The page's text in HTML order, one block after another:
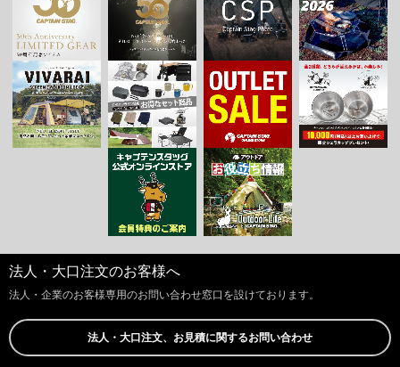
法人・大口注文のお客様へ
法人・企業のお客様専用のお問い合わせ窓口を設けております。
法人・大口注文、お見積に関するお問い合わせ